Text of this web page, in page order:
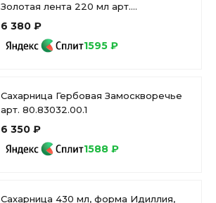
Золотая лента 220 мл арт.
81.10503.00.1
6 380 ₽
1595 ₽
Сахарница Гербовая Замоскворечье
арт. 80.83032.00.1
6 350 ₽
1588 ₽
Сахарница 430 мл, форма Идиллия,